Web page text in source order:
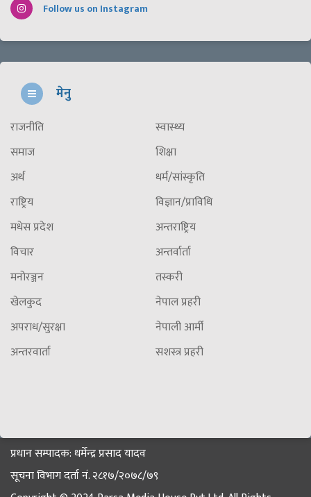
Follow us on Instagram
मेनु
राजनीति
समाज
अर्थ
राष्ट्रिय
मधेस प्रदेश
विचार
मनोरञ्जन
खेलकुद
अपराध/सुरक्षा
अन्तरवार्ता
स्वास्थ्य
शिक्षा
धर्म/सांस्कृति
विज्ञान/प्राविधि
अन्तराष्ट्रिय
अन्तर्वार्ता
तस्करी
नेपाल प्रहरी
नेपाली आर्मी
सशस्त्र प्रहरी
प्रधान सम्पादक: धर्मेन्द्र प्रसाद यादव
सूचना विभाग दर्ता नं. २८१७/२०७८/७९